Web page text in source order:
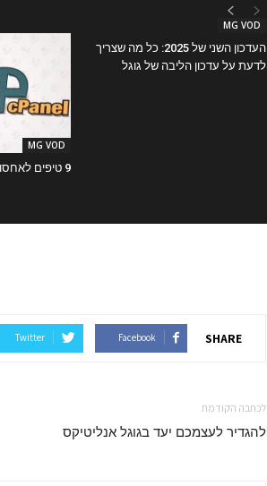
MG VOD
העדכון השני של 2025: כל מה שצריך
לדעת על עדכון הליבה של גוגל
MG VOD
9 טיפים לאחסון אתרים מאובטח
SHARE
Facebook
Twitter
לכתבה הקודמת
להגדיר לעצמכם יעד בגוגל אנליטיקס